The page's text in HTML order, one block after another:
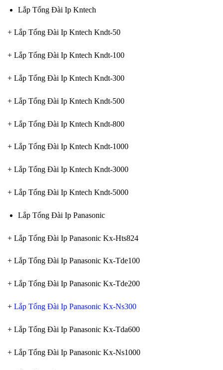
Lắp Tổng Đài Ip Kntech
+ Lắp Tổng Đài Ip Kntech Kndt-50
+ Lắp Tổng Đài Ip Kntech Kndt-100
+ Lắp Tổng Đài Ip Kntech Kndt-300
+ Lắp Tổng Đài Ip Kntech Kndt-500
+ Lắp Tổng Đài Ip Kntech Kndt-800
+ Lắp Tổng Đài Ip Kntech Kndt-1000
+ Lắp Tổng Đài Ip Kntech Kndt-3000
+ Lắp Tổng Đài Ip Kntech Kndt-5000
Lắp Tổng Đài Ip Panasonic
+ Lắp Tổng Đài Ip Panasonic Kx-Hts824
+ Lắp Tổng Đài Ip Panasonic Kx-Tde100
+ Lắp Tổng Đài Ip Panasonic Kx-Tde200
+ Lắp Tổng Đài Ip Panasonic Kx-Ns300
+ Lắp Tổng Đài Ip Panasonic Kx-Tda600
+ Lắp Tổng Đài Ip Panasonic Kx-Ns1000